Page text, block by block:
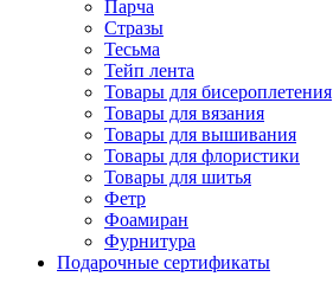
Парча
Стразы
Тесьма
Тейп лента
Товары для бисероплетения
Товары для вязания
Товары для вышивания
Товары для флористики
Товары для шитья
Фетр
Фоамиран
Фурнитура
Подарочные сертификаты